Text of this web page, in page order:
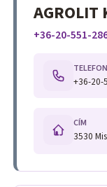
+36-20-551-
TELEFON
+36-20-
CÍM
3530